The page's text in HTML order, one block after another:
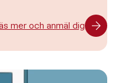
mer och anmäl dig